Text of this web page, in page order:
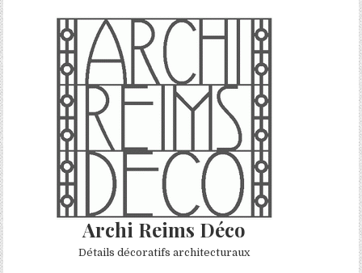
Skip to content
Archi Reims Déco
Détails décoratifs architecturaux